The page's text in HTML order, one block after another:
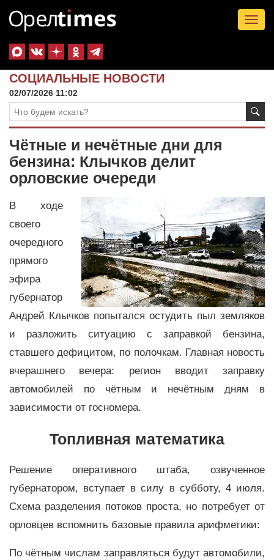
СОЦИАЛЬНЫЕ НОВОСТИ
02/07/2026 11:02
Чётные и нечётные дни для
бензина: Клычков делит
орловские очереди
В ходе
своего
очередного
прямого
эфира
губернатор
Андрей Клычков попытался остудить пыл земляков
и разложить ситуацию с заправкой бензина,
ставшего дефицитом, по полочкам. Главная новость
вчерашнего вечера: регион вводит заправку
автомобилей по чётным и нечётным дням в
зависимости от госномера.
Топливная математика
Решение оперативного штаба, озвученное
губернатором, вступает в силу в субботу, 4 июля.
Схема разделения потоков проста, но потребует от
орловцев вспомнить базовые правила арифметики:
По чётным числам заправляться будут автомобили,